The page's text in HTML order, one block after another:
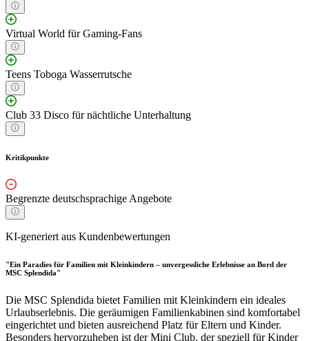
Virtual World für Gaming-Fans
Teens Toboga Wasserrutsche
Club 33 Disco für nächtliche Unterhaltung
Kritikpunkte
Begrenzte deutschsprachige Angebote
KI-generiert aus Kundenbewertungen
"Ein Paradies für Familien mit Kleinkindern – unvergessliche Erlebnisse an Bord der
MSC Splendida"
Die MSC Splendida bietet Familien mit Kleinkindern ein ideales
Urlaubserlebnis. Die geräumigen Familienkabinen sind komfortabel
eingerichtet und bieten ausreichend Platz für Eltern und Kinder.
Besonders hervorzuheben ist der Mini Club, der speziell für Kinder